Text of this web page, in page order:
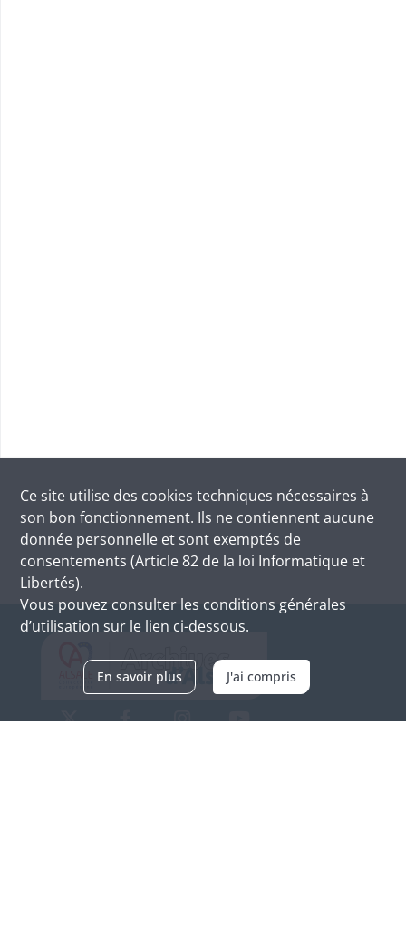
Ce site utilise des cookies techniques nécessaires à
son bon fonctionnement. Ils ne contiennent aucune
donnée personnelle et sont exemptés de
consentements (Article 82 de la loi Informatique et
Libertés).
Vous pouvez consulter les conditions générales
d’utilisation sur le lien ci-dessous.
En savoir plus J'ai compris